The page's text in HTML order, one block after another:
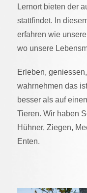
Lernort bieten der
stattfindet. In
erfahren wie
wo unsere
Erleben,
wahrnehmen das
besser als auf
Tieren. Wir haben
Hühner, Ziegen,
Enten.